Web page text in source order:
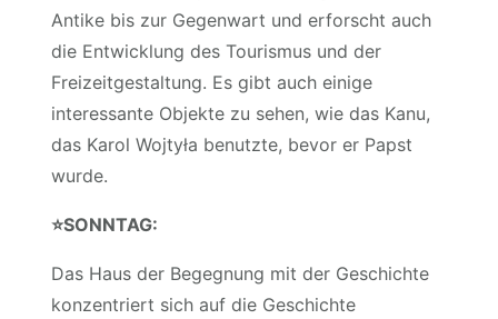
Antike bis zur Gegenwart und erforscht auch
die Entwicklung des Tourismus und der
Freizeitgestaltung. Es gibt auch einige
interessante Objekte zu sehen, wie das Kanu,
das Karol Wojtyła benutzte, bevor er Papst
wurde.
⭐️SONNTAG:
Das Haus der Begegnung mit der Geschichte
konzentriert sich auf die Geschichte